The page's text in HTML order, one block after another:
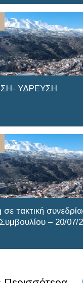
ΥΔΡΕΥΣΗ
τακτική
– 20/07/